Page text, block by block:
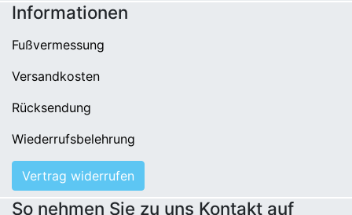
Informationen
Fußvermessung
Versandkosten
Rücksendung
Wiederrufsbelehrung
Vertrag widerrufen
So nehmen Sie zu uns Kontakt auf